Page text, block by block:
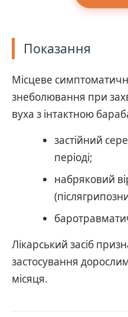
Показання
Місцеве
знеболювання при
вуха з інтактною
застійний
періоді;
набряковий
Лікарський засіб
застосування дорослим
місяця.